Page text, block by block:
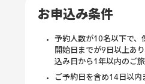
お申込み条件
予約人数が10名以下で、
開始日までが9日以上あ
込み日から1年以内のご
ご予約日を含め14日以内